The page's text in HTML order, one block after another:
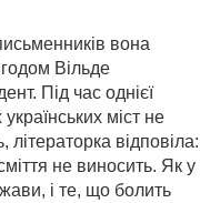
вона
Вільде
Під час однієї
міст не
відповіла:
не виносить. Як у
і те, що болить